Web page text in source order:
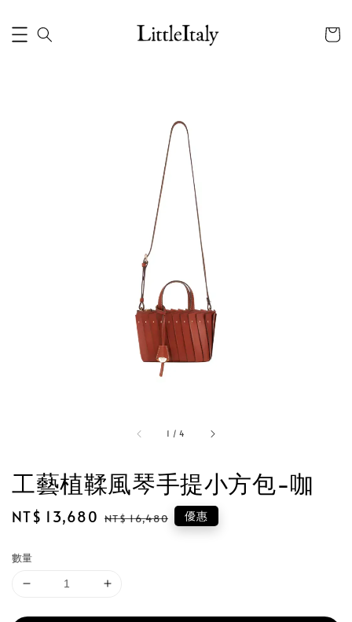
1 /4
工藝植鞣風琴手提小方包-咖
Sale
NT$ 13,680 Regular
NT$ 16,480 優惠
數量